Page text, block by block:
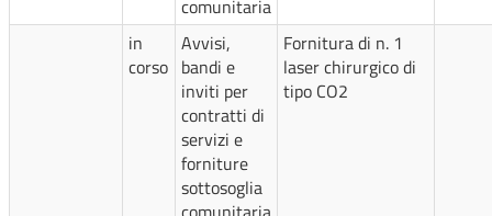
comunitaria
in
corso
Avvisi,
bandi e
inviti per
contratti di
servizi e
forniture
sottosoglia
Fornitura di n. 1
laser chirurgico di
tipo CO2